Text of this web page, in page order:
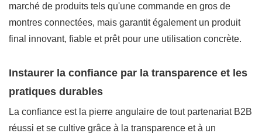
marché de produits tels qu'une commande en gros de
montres connectées, mais garantit également un produit
final innovant, fiable et prêt pour une utilisation concrète.
Instaurer la confiance par la transparence et les
pratiques durables
La confiance est la pierre angulaire de tout partenariat B2B
réussi et se cultive grâce à la transparence et à un